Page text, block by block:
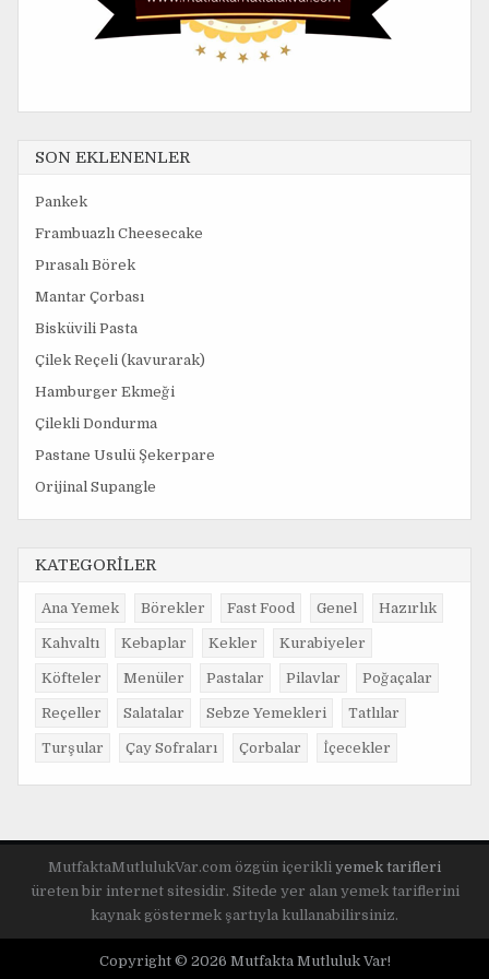
SON EKLENENLER
Pankek
Frambuazlı Cheesecake
Pırasalı Börek
Mantar Çorbası
Bisküvili Pasta
Çilek Reçeli (kavurarak)
Hamburger Ekmeği
Çilekli Dondurma
Pastane Usulü Şekerpare
Orijinal Supangle
KATEGORİLER
Ana Yemek Börekler Fast Food Genel Hazırlık
Kahvaltı Kebaplar Kekler Kurabiyeler
Köfteler Menüler Pastalar Pilavlar Poğaçalar
Reçeller Salatalar Sebze Yemekleri Tatlılar
Turşular Çay Sofraları Çorbalar İçecekler
MutfaktaMutlulukVar.com özgün içerikli yemek tarifleri
üreten bir internet sitesidir. Sitede yer alan yemek tariflerini
kaynak göstermek şartıyla kullanabilirsiniz.
Copyright © 2026 Mutfakta Mutluluk Var!